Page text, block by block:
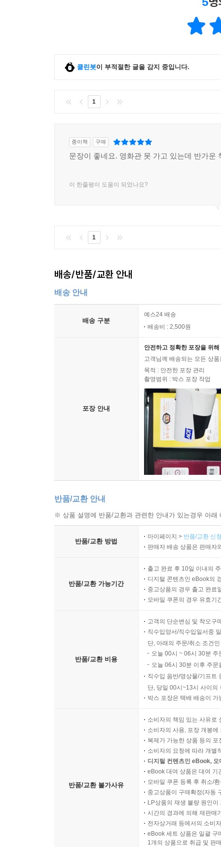
클린봇이 부적절한 글을 감지 중입니다.
1
종이책 구매
문장이 좋네요. 영화관 못 가고 있는데 반가운
이 한줄평이 도움이 되었나요?
1
배송/반품/교환 안내
배송 안내
배송 구분
예스24 배송
배송비 : 2,500원
포장 안내
안전하고 정확한 포장을 위
고객님께 배송되는 모든 상
목적 : 안전한 포장 관리
촬영범위 : 박스 포장 작업
반품/교환 안내
※ 상품 설명에 반품/교환과 관련한 안내가 있는경우 아
반품/교환 방법
마이페이지 > 반품/교환 신
판매자 배송 상품은 판매자
반품/교환 가능기간
출고 완료 후 10일 이내의
디지털 콘텐츠인 eBook의
중고상품의 경우 출고 완료
모바일 쿠폰의 경우 유효기
반품/교환 비용
고객의 단순변심 및 착오구
직수입양서/직수입일서중
단, 아래의 주문/취소 조건
오늘 00시 ~ 06시 30분
오늘 06시 30분 이후 주
직수입 음반/영상물/기프트
단, 당일 00시~13시 사이의
박스 포장은 택배 배송이
반품/교환 불가사유
소비자의 책임 있는 사유로
소비자의 사용, 포장 개봉
복제가 가능한 상품 등의
소비자의 요청에 따라 개별
디지털 컨텐츠인 eBook,
eBook 대여 상품은 대여 기
모바일 쿠폰 등록 후 취소/
중고상품이 구매확정(자동
LP상품의 재생 불량 원인
시간의 경과에 의해 재판매
전자상거래 등에서의 소비
eBook 세트 상품은 일괄 구
1개의 상품으로 취급 및 판